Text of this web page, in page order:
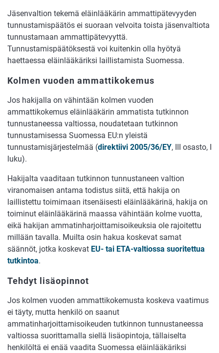
Jäsenvaltion tekemä eläinlääkärin ammattipätevyyden
tunnustamispäätös ei suoraan velvoita toista jäsenvaltiota
tunnustamaan ammattipätevyyttä.
Tunnustamispäätöksestä voi kuitenkin olla hyötyä
haettaessa eläinlääkäriksi laillistamista Suomessa.
Kolmen vuoden ammattikokemus
Jos hakijalla on vähintään kolmen vuoden
ammattikokemus eläinlääkärin ammatista tutkinnon
tunnustaneessa valtiossa, noudatetaan tutkinnon
tunnustamisessa Suomessa EU:n yleistä
tunnustamisjärjestelmää (direktiivi 2005/36/EY, III osasto, I
luku).
Hakijalta vaaditaan tutkinnon tunnustaneen valtion
viranomaisen antama todistus siitä, että hakija on
laillistettu toimimaan itsenäisesti eläinlääkärinä, hakija on
toiminut eläinlääkärinä maassa vähintään kolme vuotta,
eikä hakijan ammatinharjoittamisoikeuksia ole rajoitettu
millään tavalla. Muilta osin hakua koskevat samat
säännöt, jotka koskevat EU- tai ETA-valtiossa suoritettua
tutkintoa.
Tehdyt lisäopinnot
Jos kolmen vuoden ammattikokemusta koskeva vaatimus
ei täyty, mutta henkilö on saanut
ammatinharjoittamisoikeuden tutkinnon tunnustaneessa
valtiossa suorittamalla siellä lisäopintoja, tällaiselta
henkilöltä ei enää vaadita Suomessa eläinlääkäriksi